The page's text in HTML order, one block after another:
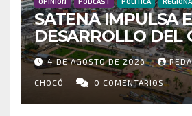
SATENA IMPULSA
DESARROLLO DEL
MÁS DE 35 MIL
MOVILIZADOS Y
RUTAS
CONECTIVIDAD
4 DE AGOSTO DE 2026
CHOCÓ 0 COMENTARIOS